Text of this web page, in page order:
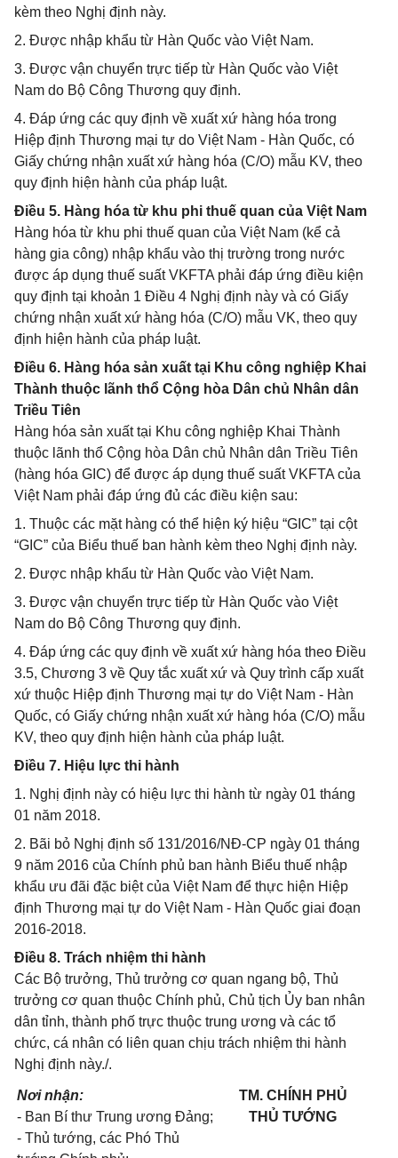
kèm theo Nghị định này.
2. Được nhập khẩu từ Hàn Quốc vào Việt Nam.
3. Được vận chuyển trực tiếp từ Hàn Quốc vào Việt
Nam do Bộ Công Thương quy định.
4. Đáp ứng các quy định về xuất xứ hàng hóa trong
Hiệp định Thương mại tự do Việt Nam - Hàn Quốc, có
Giấy chứng nhận xuất xứ hàng hóa (C/O) mẫu KV, theo
quy định hiện hành của pháp luật.
Điều 5. Hàng hóa từ khu phi thuế quan của Việt Nam
Hàng hóa từ khu phi thuế quan của Việt Nam (kể cả
hàng gia công) nhập khẩu vào thị trường trong nước
được áp dụng thuế suất VKFTA phải đáp ứng điều kiện
quy định tại khoản 1 Điều 4 Nghị định này và có Giấy
chứng nhận xuất xứ hàng hóa (C/O) mẫu VK, theo quy
định hiện hành của pháp luật.
Điều 6. Hàng hóa sản xuất tại Khu công nghiệp Khai
Thành thuộc lãnh thổ Cộng hòa Dân chủ Nhân dân
Triều Tiên
Hàng hóa sản xuất tại Khu công nghiệp Khai Thành
thuộc lãnh thổ Cộng hòa Dân chủ Nhân dân Triều Tiên
(hàng hóa GIC) để được áp dụng thuế suất VKFTA của
Việt Nam phải đáp ứng đủ các điều kiện sau:
1. Thuộc các mặt hàng có thể hiện ký hiệu “GIC” tại cột
“GIC” của Biểu thuế ban hành kèm theo Nghị định này.
2. Được nhập khẩu từ Hàn Quốc vào Việt Nam.
3. Được vận chuyển trực tiếp từ Hàn Quốc vào Việt
Nam do Bộ Công Thương quy định.
4. Đáp ứng các quy định về xuất xứ hàng hóa theo Điều
3.5, Chương 3 về Quy tắc xuất xứ và Quy trình cấp xuất
xứ thuộc Hiệp định Thương mại tự do Việt Nam - Hàn
Quốc, có Giấy chứng nhận xuất xứ hàng hóa (C/O) mẫu
KV, theo quy định hiện hành của pháp luật.
Điều 7. Hiệu lực thi hành
1. Nghị định này có hiệu lực thi hành từ ngày 01 tháng
01 năm 2018.
2. Bãi bỏ Nghị định số 131/2016/NĐ-CP ngày 01 tháng
9 năm 2016 của Chính phủ ban hành Biểu thuế nhập
khẩu ưu đãi đặc biệt của Việt Nam để thực hiện Hiệp
định Thương mại tự do Việt Nam - Hàn Quốc giai đoạn
2016-2018.
Điều 8. Trách nhiệm thi hành
Các Bộ trưởng, Thủ trưởng cơ quan ngang bộ, Thủ
trưởng cơ quan thuộc Chính phủ, Chủ tịch Ủy ban nhân
dân tỉnh, thành phố trực thuộc trung ương và các tổ
chức, cá nhân có liên quan chịu trách nhiệm thi hành
Nghị định này./.
Nơi nhận:
- Ban Bí thư Trung ương Đảng;
- Thủ tướng, các Phó Thủ
TM. CHÍNH PHỦ
THỦ TƯỚNG